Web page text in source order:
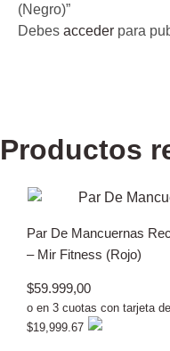
(Negro)”
Debes acceder para
Productos
Par De Mancuernas
– Mir Fitness (Rojo)
$59.999,00
o en 3 cuotas con tarjeta
$19,999.67